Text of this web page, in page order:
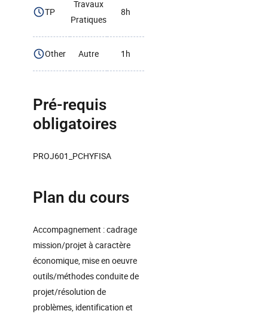
TP
Travaux
Pratiques
8h
Other Autre 1h
Pré-requis
obligatoires
PROJ601_PCHYFISA
Plan du cours
Accompagnement : cadrage
mission/projet à caractère
économique, mise en oeuvre
outils/méthodes conduite de
projet/résolution de
problèmes, identification et